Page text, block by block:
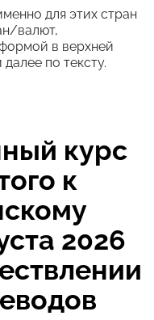
30 мин
для этих стран
валют,
в верхней
по тексту.
курс
к
2026